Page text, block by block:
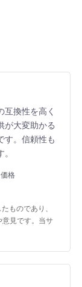
互換性を高く
が大変助かる
す。信頼性も
格
ものであり、
意見です。当サ